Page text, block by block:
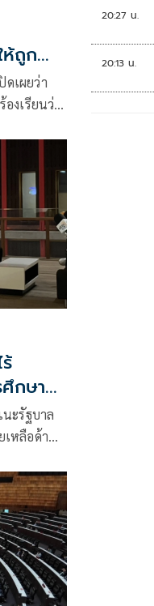
ห้ถูก
ดเผยว่า
งเรียนว่า
ด้รายงาน
นจึงได้ขอ
ามกฎหมาย
ยโดยไม่
ด และมาท
จึงให้ฝ่าย
กษา
ะรัฐบาล
เหลือด้าน
20:27 น.
20:13 น.